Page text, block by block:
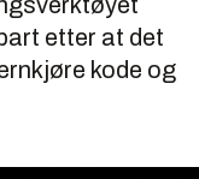
etter at det
kode og